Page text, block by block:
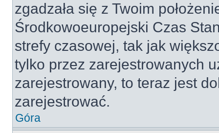
zgadzała się z Twoim
Środkowoeuropejski Czas
strefy czasowej, tak jak
tylko przez zarejestrowanych
zarejestrowany, to teraz jest
zarejestrować.
Góra